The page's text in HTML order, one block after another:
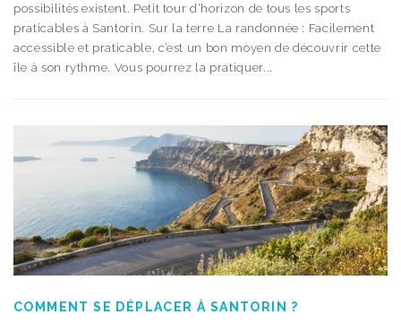
possibilités existent. Petit tour d’horizon de tous les sports
praticables à Santorin. Sur la terre La randonnée : Facilement
accessible et praticable, c’est un bon moyen de découvrir cette
île à son rythme. Vous pourrez la pratiquer...
COMMENT SE DÉPLACER À SANTORIN ?